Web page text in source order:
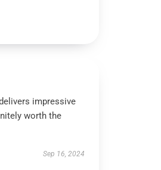
impressive
worth the
Sep 16, 2024